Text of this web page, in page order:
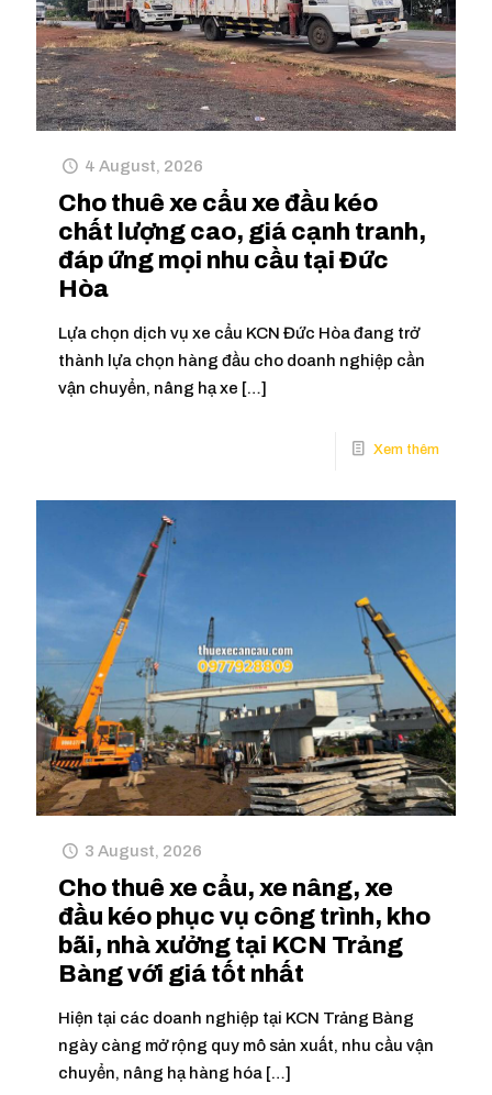
4 August, 2026
Cho thuê xe cẩu xe đầu kéo
chất lượng cao, giá cạnh tranh,
đáp ứng mọi nhu cầu tại Đức
Hòa
Lựa chọn dịch vụ xe cẩu KCN Đức Hòa đang trở
thành lựa chọn hàng đầu cho doanh nghiệp cần
vận chuyển, nâng hạ xe […]
3 August, 2026
Cho thuê xe cẩu, xe nâng, xe
đầu kéo phục vụ công trình, kho
bãi, nhà xưởng tại KCN Trảng
Bàng với giá tốt nhất
Hiện tại các doanh nghiệp tại KCN Trảng Bàng
ngày càng mở rộng quy mô sản xuất, nhu cầu vận
chuyển, nâng hạ hàng hóa […]